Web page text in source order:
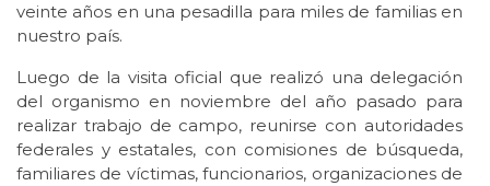
veinte años en una pesadilla para miles de familias en
nuestro país.
Luego de la visita oficial que realizó una delegación
del organismo en noviembre del año pasado para
realizar trabajo de campo, reunirse con autoridades
federales y estatales, con comisiones de búsqueda,
familiares de víctimas, funcionarios, organizaciones de